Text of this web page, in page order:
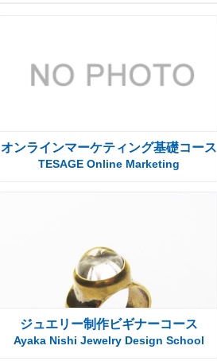
オンラインマーケティング基礎コース
TESAGE Online Marketing
ジュエリー制作ビギナーコース
Ayaka Nishi Jewelry Design School